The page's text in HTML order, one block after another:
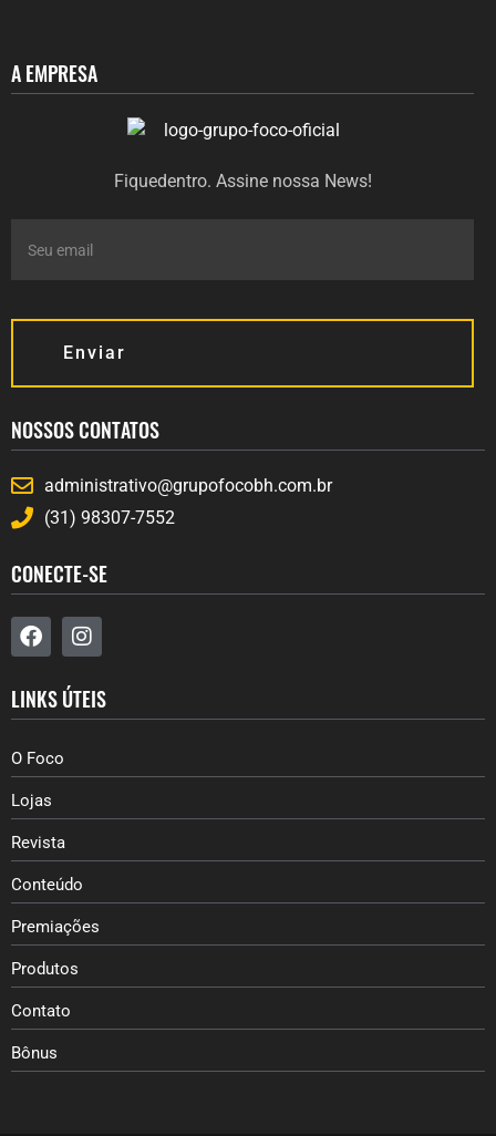
A EMPRESA
Fiquedentro. Assine nossa News!
Enviar
NOSSOS CONTATOS
administrativo@grupofocobh.com.br
(31) 98307-7552
CONECTE-SE
LINKS ÚTEIS
O Foco
Lojas
Revista
Conteúdo
Premiações
Produtos
Contato
Bônus